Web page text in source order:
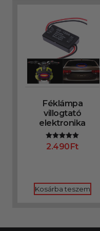
Féklámpa
villogtató
elektronika
Értékelés:
5.00
2.490Ft
Kosárba teszem